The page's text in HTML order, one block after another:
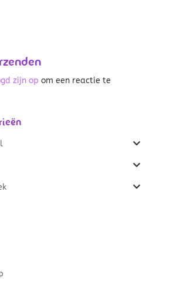
zijn op om een reactie te